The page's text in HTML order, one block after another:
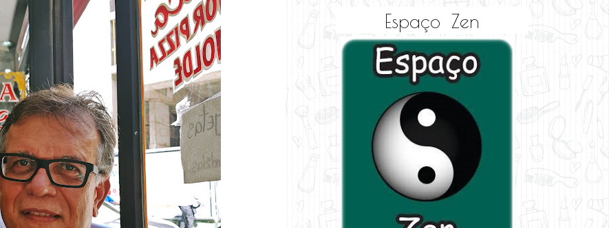
Espaço Zen